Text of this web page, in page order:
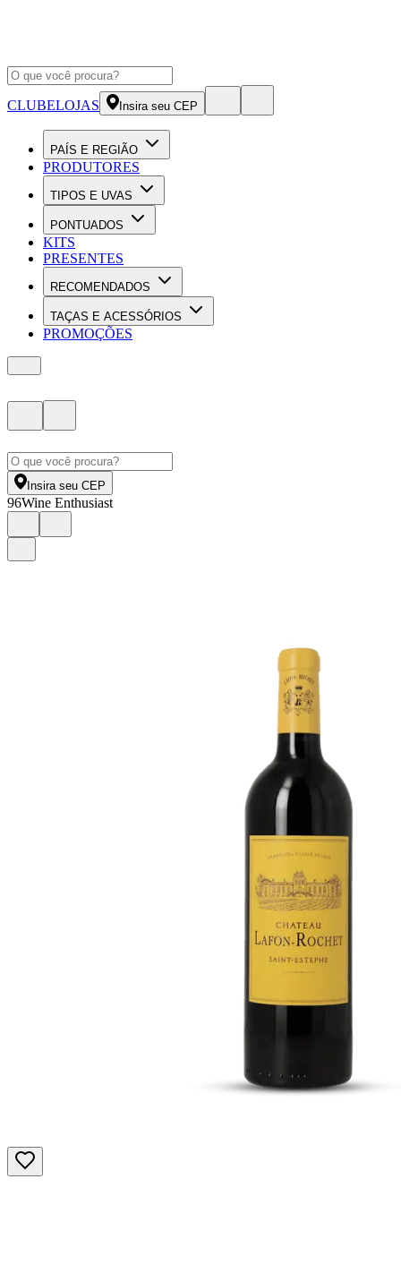
CLUBELOJAS Insira seu CEP
PAÍS E REGIÃO
PRODUTORES
TIPOS E UVAS
PONTUADOS
KITS
PRESENTES
RECOMENDADOS
TAÇAS E ACESSÓRIOS
PROMOÇÕES
Insira seu CEP
96Wine Enthusiast